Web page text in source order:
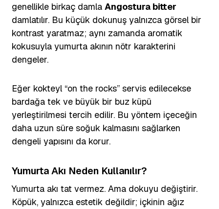
genellikle birkaç damla Angostura bitter
damlatılır. Bu küçük dokunuş yalnızca görsel bir
kontrast yaratmaz; aynı zamanda aromatik
kokusuyla yumurta akının nötr karakterini
dengeler.
Eğer kokteyl “on the rocks” servis edilecekse
bardağa tek ve büyük bir buz küpü
yerleştirilmesi tercih edilir. Bu yöntem içeceğin
daha uzun süre soğuk kalmasını sağlarken
dengeli yapısını da korur.
Yumurta Akı Neden Kullanılır?
Yumurta akı tat vermez. Ama dokuyu değiştirir.
Köpük, yalnızca estetik değildir; içkinin ağız